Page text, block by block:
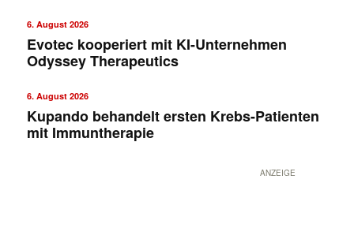
6. August 2026
Evotec kooperiert mit KI-Unternehmen
Odyssey Therapeutics
6. August 2026
Kupando behandelt ersten Krebs-Patienten
mit Immuntherapie
ANZEIGE